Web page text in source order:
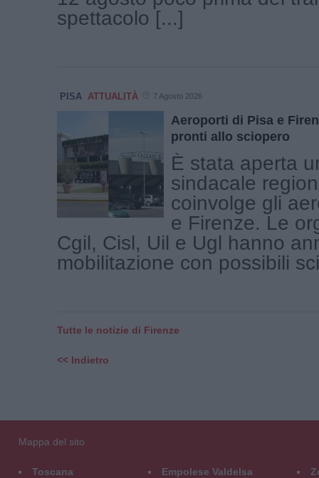
spettacolo [...]
PISA ATTUALITÀ 7 Agosto 2026
Aeroporti di Pisa e
pronti allo sciopero
È stata aperta
sindacale
coinvolge gli
e Firenze. Le
Cgil, Cisl, Uil e Ugl hanno
mobilitazione con possibili
Tutte le notizie di Firenze
<< Indietro
Mappa del sito
Toscana
Empolese Valdelsa